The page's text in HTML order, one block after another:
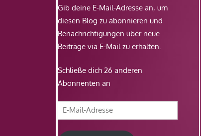
Gib deine E-Mail-Adresse an, um
diesen Blog zu abonnieren und
Benachrichtigungen über neue
Beiträge via E-Mail zu erhalten.
Schließe dich 26 anderen
Abonnenten an
E-
Mail-
Adresse